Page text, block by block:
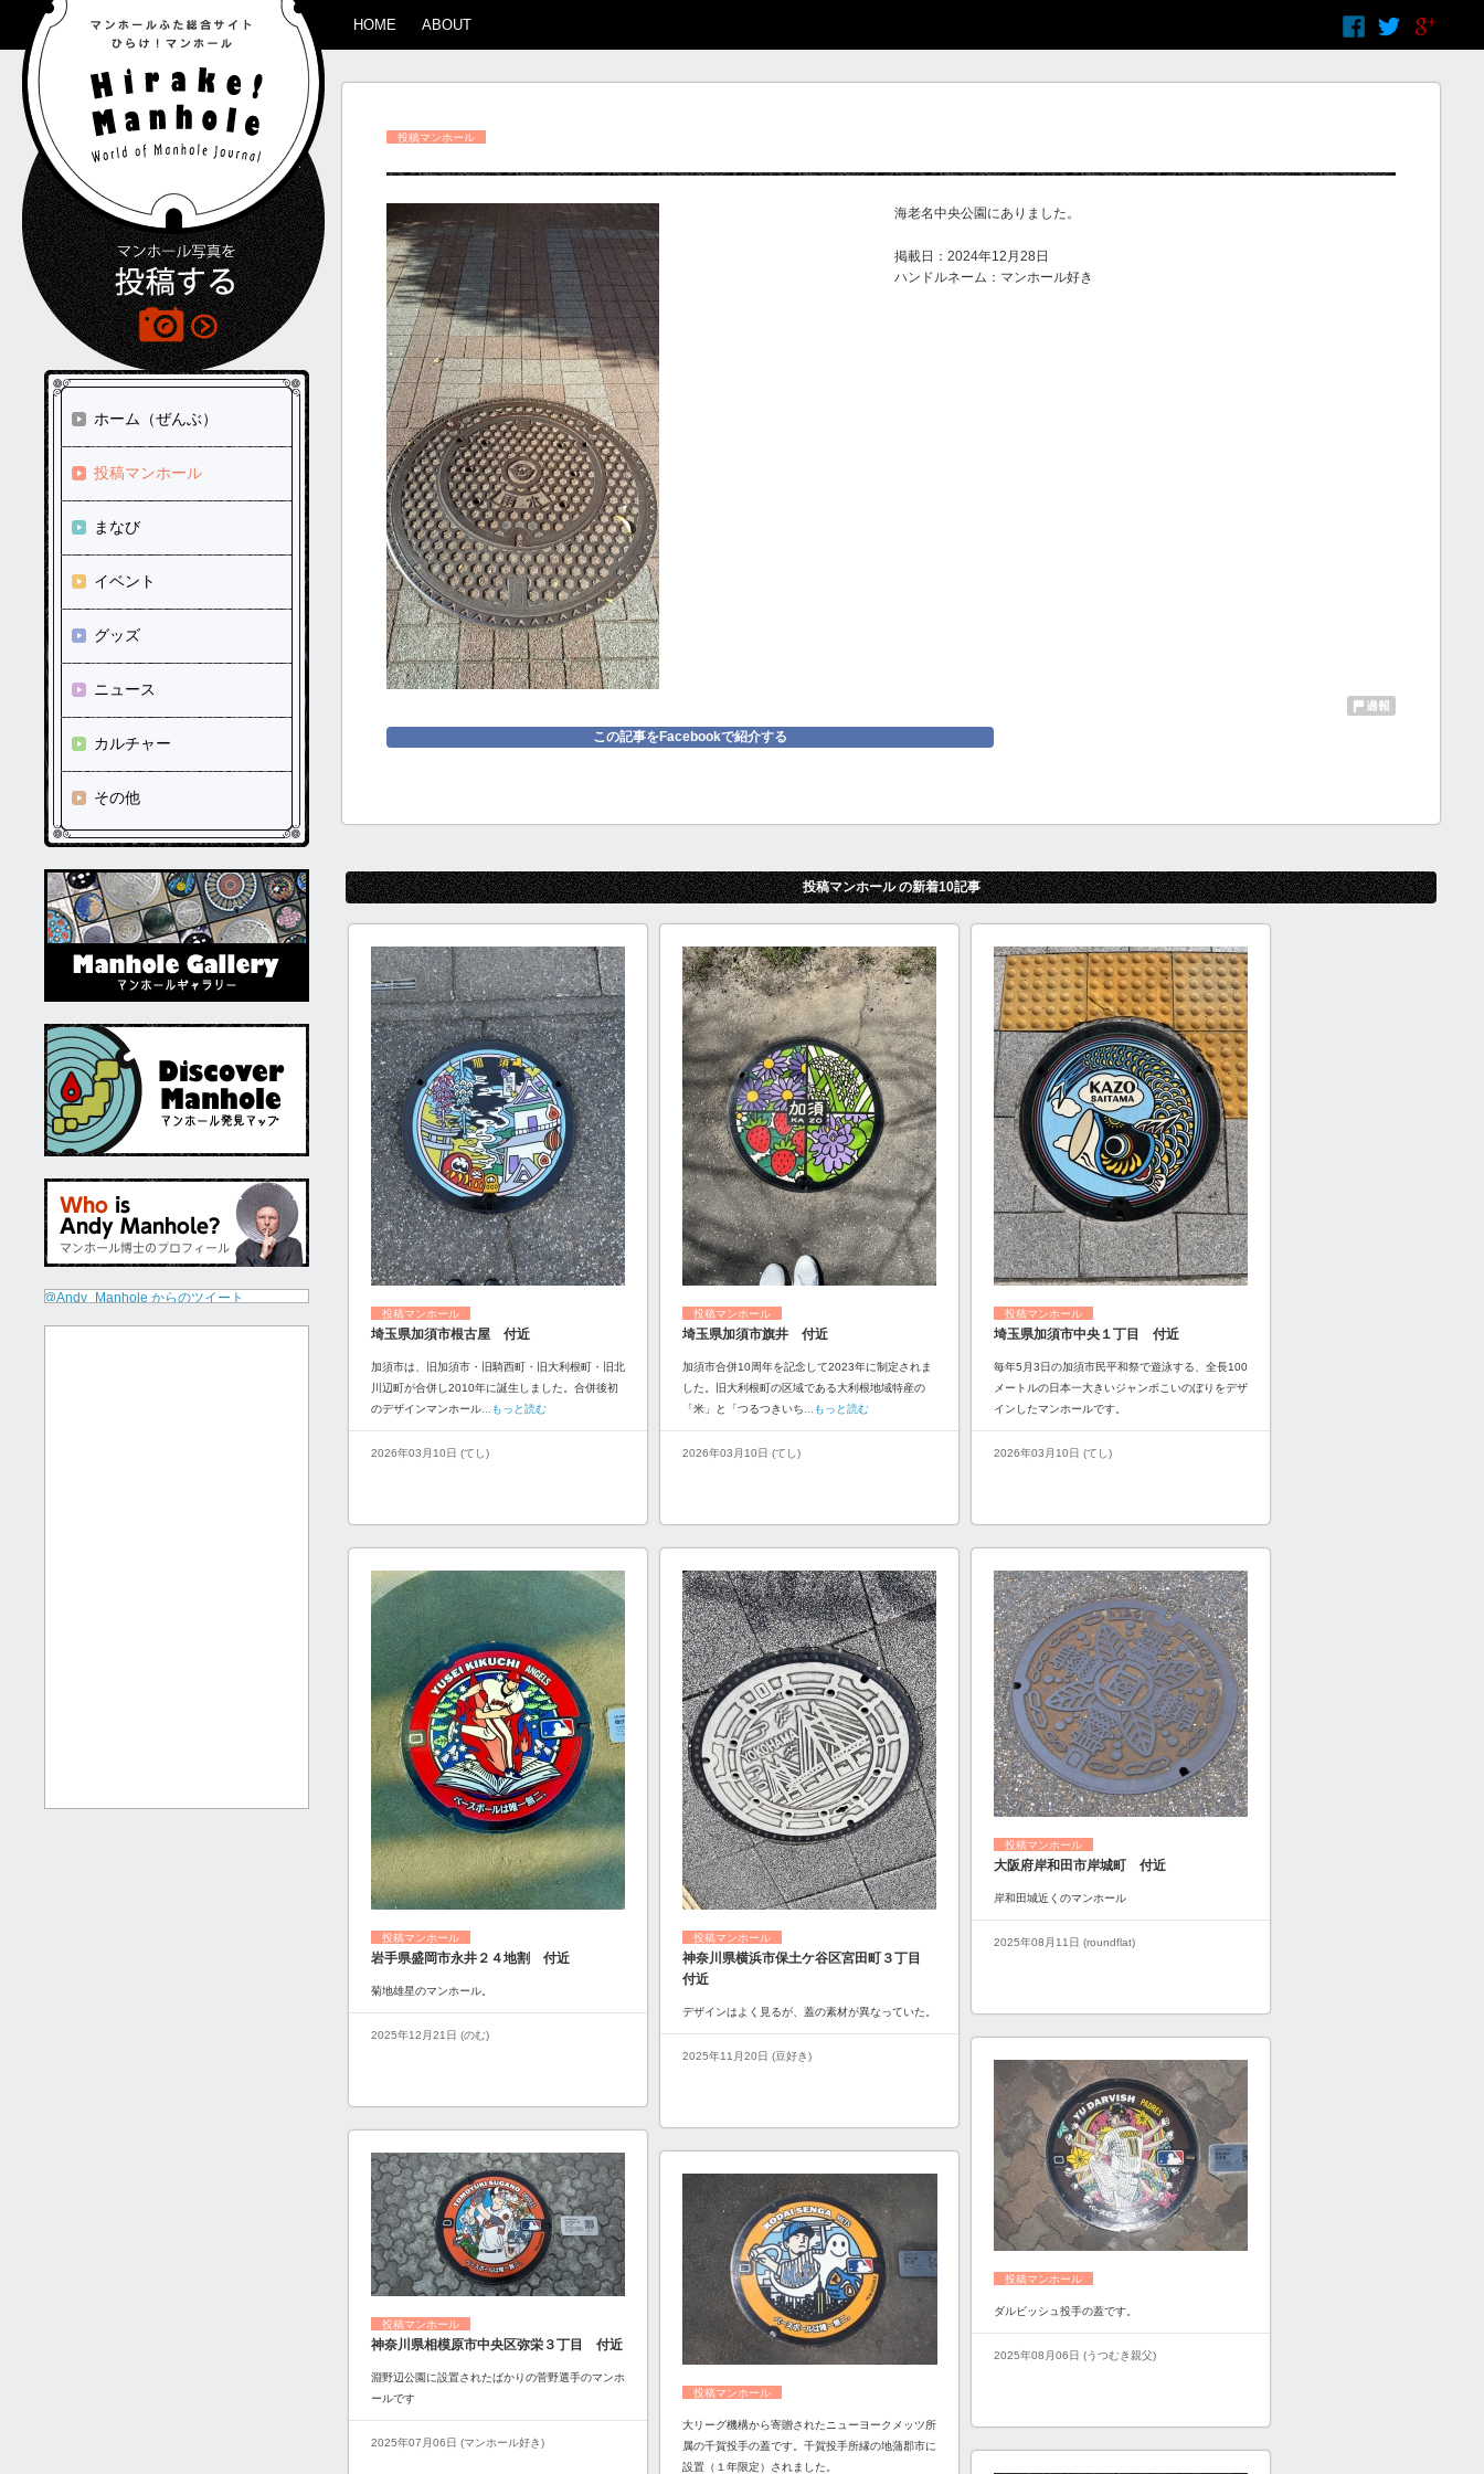
HOME ABOUT
ホーム（ぜんぶ）
投稿マンホール
まなび
イベント
グッズ
ニュース
カルチャー
その他
@Andy_Manhole からのツイート
投稿マンホール
海老名中央公園にありました。
掲載日：2024年12月28日
ハンドルネーム：マンホール好き
この記事をFacebookで紹介する
投稿マンホール の新着10記事
投稿マンホール
埼玉県加須市根古屋 付近
加須市は、旧加須市・旧騎西町・旧大利根町・旧北
川辺町が合併し2010年に誕生しました。合併後初
のデザインマンホール ...もっと読む
2026年03月10日 (てし)
投稿マンホール
埼玉県加須市旗井 付近
加須市合併10周年を記念して2023年に制定されま
した。旧大利根町の区域である大利根地域特産の
「米」と「つるつきいち ...もっと読む
2026年03月10日 (てし)
投稿マンホール
埼玉県加須市中央１丁目 付近
毎年5月3日の加須市民平和祭で遊泳する、全長100
メートルの日本一大きいジャンボこいのぼりをデザ
インしたマンホールです。
2026年03月10日 (てし)
投稿マンホール
岩手県盛岡市永井２４地割 付近
菊地雄星のマンホール。
2025年12月21日 (のむ)
投稿マンホール
神奈川県横浜市保土ケ谷区宮田町３丁目
付近
デザインはよく見るが、蓋の素材が異なっていた。
2025年11月20日 (豆好き)
投稿マンホール
大阪府岸和田市岸城町 付近
岸和田城近くのマンホール
2025年08月11日 (roundflat)
投稿マンホール
ダルビッシュ投手の蓋です。
2025年08月06日 (うつむき親父)
投稿マンホール
神奈川県相模原市中央区弥栄３丁目 付近
淵野辺公園に設置されたばかりの菅野選手のマンホ
ールです
2025年07月06日 (マンホール好き)
投稿マンホール
大リーグ機構から寄贈されたニューヨークメッツ所
属の千賀投手の蓋です。千賀投手所縁の地蒲郡市に
設置（１年限定）されました。